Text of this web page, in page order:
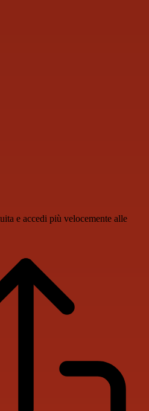
e accedi più velocemente alle